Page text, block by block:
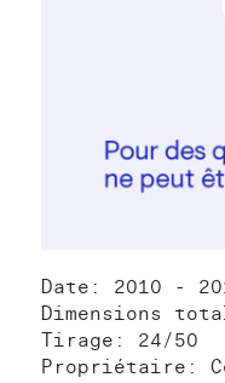
Date: 2010 -
Dimensions
Tirage: 24/50
Propriétaire: